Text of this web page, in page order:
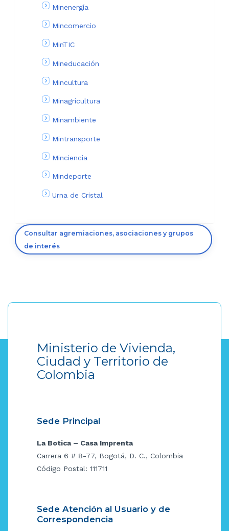
Minenergía
Mincomercio
MinTIC
Mineducación
Mincultura
Minagricultura
Minambiente
Mintransporte
Minciencia
Mindeporte
Urna de Cristal
Consultar agremiaciones, asociaciones y grupos
de interés
Ministerio de Vivienda,
Ciudad y Territorio de
Colombia
Sede Principal
La Botica – Casa Imprenta
Carrera 6 # 8-77, Bogotá, D. C., Colombia
Código Postal: 111711
Sede Atención al Usuario y de
Correspondencia